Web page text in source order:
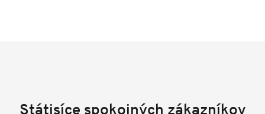
Státisíce spokojných zákazníkov